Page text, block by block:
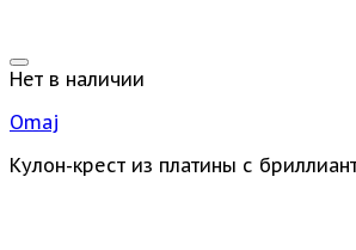
Нет в наличии
Omaj
Кулон-крест из платины с